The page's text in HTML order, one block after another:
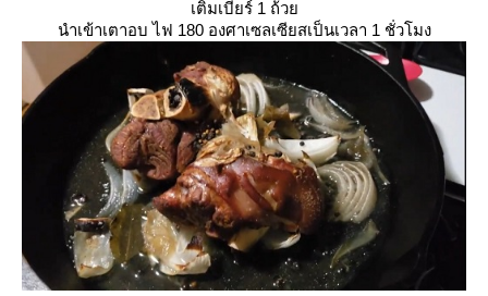
เติมเบียร์ 1 ถ้ว
นำเข้าเตาอบ ไฟ 180 องศาเซลเซียสเป็นเวลา 1 ชั่วโมง